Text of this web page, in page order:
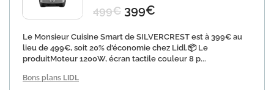
499€ 399€
Le Monsieur Cuisine Smart de SILVERCREST est à 399€ au
lieu de 499€, soit 20% d'économie chez Lidl.📦 Le
produitMoteur 1200W, écran tactile couleur 8 p...
Bons plans LIDL